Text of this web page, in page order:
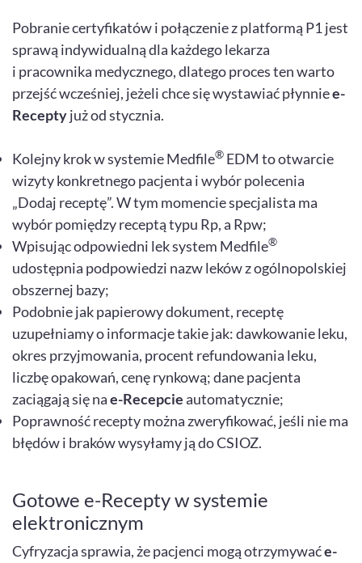
Pobranie certyfikatów i połączenie z platformą P1 jest
sprawą indywidualną dla każdego lekarza
i pracownika medycznego, dlatego proces ten warto
przejść wcześniej, jeżeli chce się wystawiać płynniee-
Receptyjuż od stycznia.
Kolejny krok w systemie Medfile® EDM to otwarcie
wizyty konkretnego pacjenta i wybór polecenia
„Dodaj receptę”. W tym momencie specjalista ma
wybór pomiędzy receptą typu Rp, a Rpw;
Wpisując odpowiedni lek system Medfile®
udostępnia podpowiedzi nazw leków z ogólnopolskiej
obszernej bazy;
Podobnie jak papierowy dokument, receptę
uzupełniamy o informacje takie jak: dawkowanie leku,
okres przyjmowania, procent refundowania leku,
liczbę opakowań, cenę rynkową; dane pacjenta
zaciągają się nae-Recepcieautomatycznie;
Poprawność recepty można zweryfikować, jeśli nie ma
błędów i braków wysyłamy ją do CSIOZ.
Gotowe e-Recepty w systemie
elektronicznym
Cyfryzacja sprawia, że pacjenci mogą otrzymywaće-